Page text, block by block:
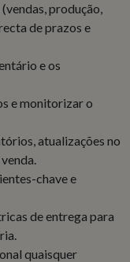
produção,
de prazos e
e os
e monitorizar o
atualizações no
chave e
de entrega para
quaisquer